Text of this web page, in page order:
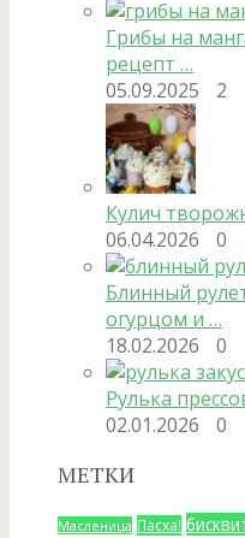
Грибы на
рецепт …
05.09.2025
2
Кулич
06.04.2026
0
Блинный
огурцом и …
18.02.2026
0
Рулька
02.01.2026
0
МЕТКИ
Масленица Пасха!